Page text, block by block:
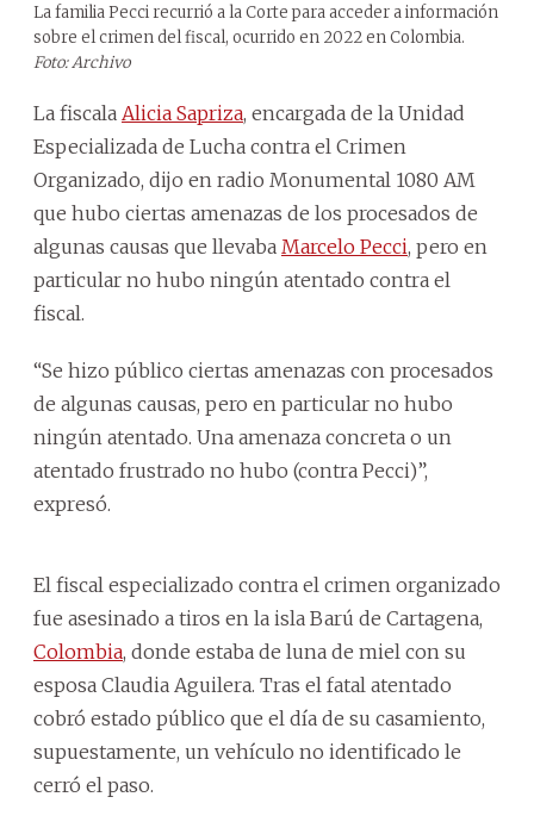
La familia Pecci recurrió a la Corte para acceder a información
sobre el crimen del fiscal, ocurrido en 2022 en Colombia.
Foto: Archivo
La fiscala Alicia Sapriza, encargada de la Unidad
Especializada de Lucha contra el Crimen
Organizado, dijo en radio Monumental 1080 AM
que hubo ciertas amenazas de los procesados de
algunas causas que llevaba Marcelo Pecci, pero en
particular no hubo ningún atentado contra el
fiscal.
“Se hizo público ciertas amenazas con procesados
de algunas causas, pero en particular no hubo
ningún atentado. Una amenaza concreta o un
atentado frustrado no hubo (contra Pecci)”,
expresó.
El fiscal especializado contra el crimen organizado
fue asesinado a tiros en la isla Barú de Cartagena,
Colombia, donde estaba de luna de miel con su
esposa Claudia Aguilera. Tras el fatal atentado
cobró estado público que el día de su casamiento,
supuestamente, un vehículo no identificado le
cerró el paso.